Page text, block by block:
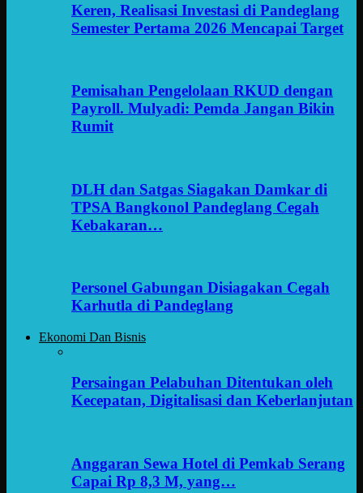
Keren, Realisasi Investasi di Pandeglang
Semester Pertama 2026 Mencapai Target
Pemisahan Pengelolaan RKUD dengan
Payroll. Mulyadi: Pemda Jangan Bikin
Rumit
DLH dan Satgas Siagakan Damkar di
TPSA Bangkonol Pandeglang Cegah
Kebakaran…
Personel Gabungan Disiagakan Cegah
Karhutla di Pandeglang
Ekonomi Dan Bisnis
Persaingan Pelabuhan Ditentukan oleh
Kecepatan, Digitalisasi dan Keberlanjutan
Anggaran Sewa Hotel di Pemkab Serang
Capai Rp 8,3 M, yang…